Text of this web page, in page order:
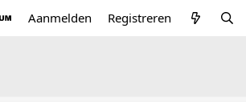
Aanmelden Registreren